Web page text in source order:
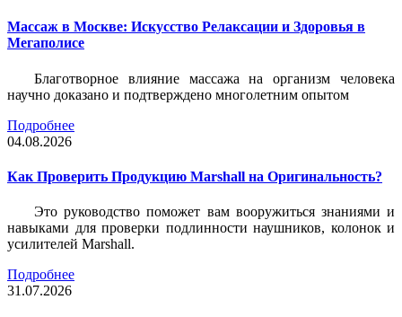
Массаж в Москве: Искусство Релаксации и Здоровья в
Мегаполисе
Благотворное влияние массажа на организм человека
научно доказано и подтверждено многолетним опытом
Подробнее
04.08.2026
Как Проверить Продукцию Marshall на Оригинальность?
Это руководство поможет вам вооружиться знаниями и
навыками для проверки подлинности наушников, колонок и
усилителей Marshall.
Подробнее
31.07.2026